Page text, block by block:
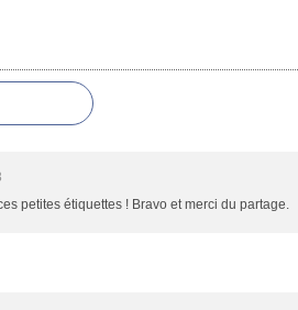
petites étiquettes ! Bravo et merci du partage.